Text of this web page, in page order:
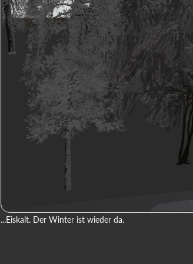
...Eiskalt. Der Winter ist wieder da.